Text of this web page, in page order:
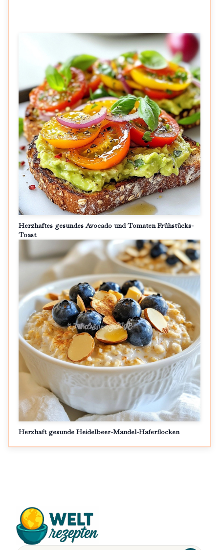
Herzhaftes gesundes Avocado und Tomaten Frühstücks-
Toast
Herzhaft gesunde Heidelbeer-Mandel-Haferflocken